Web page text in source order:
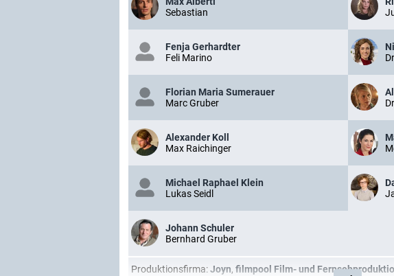
Sebastian
Fenja Gerhardter
Feli Marino
Florian Maria Sumerauer
Marc Gruber
Alexander Koll
Max Raichinger
Michael Raphael Klein
Lukas Seidl
Johann Schuler
Bernhard Gruber
Produktionsfirma:Joyn, filmpool Film- und